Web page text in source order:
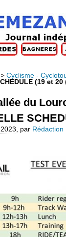
> Cyclisme -
(19 et
du
par Rédaction